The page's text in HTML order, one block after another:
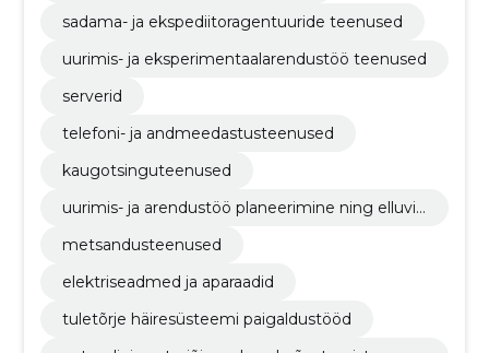
sadama- ja ekspediitoragentuuride teenused
uurimis- ja eksperimentaalarendustöö teenused
serverid
telefoni- ja andmeedastusteenused
kaugotsinguteenused
uurimis- ja arendustöö planeerimine ning elluvii
metsandusteenused
elektriseadmed ja aparaadid
tuletõrje häiresüsteemi paigaldustööd